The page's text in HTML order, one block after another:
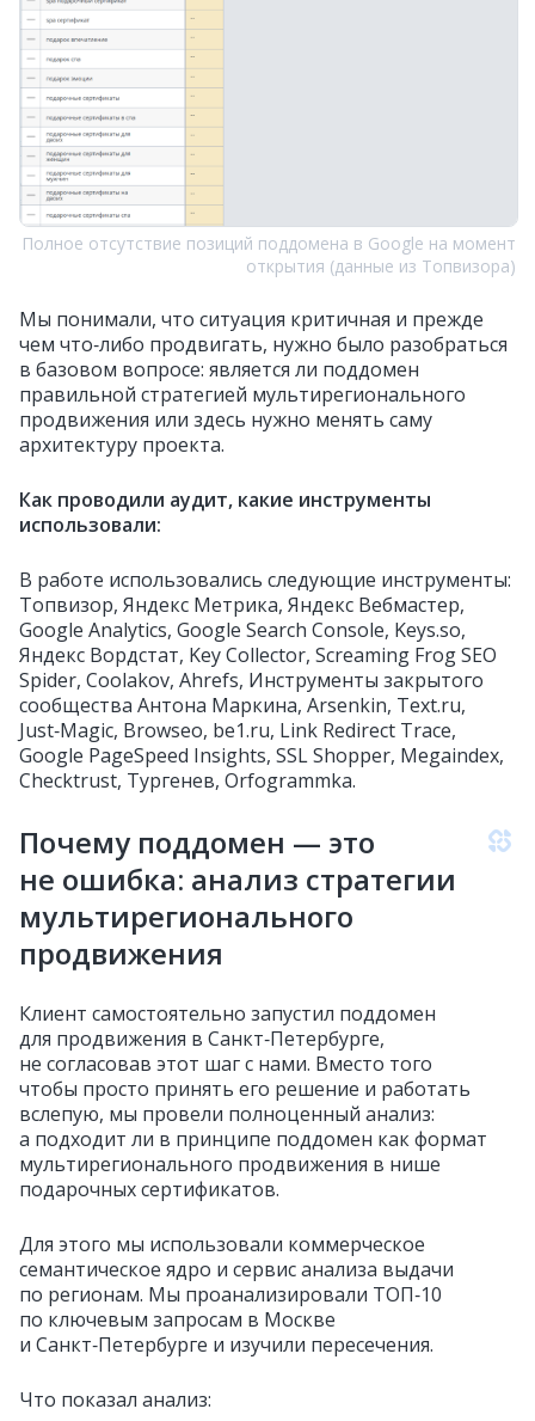
Полное отсутствие позиций поддомена в Google на момент
открытия (данные из Топвизора)
Мы понимали, что ситуация критичная и прежде
чем что‑либо продвигать, нужно было разобраться
в базовом вопросе: является ли поддомен
правильной стратегией мультирегионального
продвижения или здесь нужно менять саму
архитектуру проекта.
Как проводили аудит, какие инструменты
использовали:
В работе использовались следующие инструменты:
Топвизор, Яндекс Метрика, Яндекс Вебмастер,
Google Analytics, Google Search Console, Keys.so,
Яндекс Вордстат, Key Collector, Screaming Frog SEO
Spider, Coolakov, Ahrefs, Инструменты закрытого
сообщества Антона Маркина, Arsenkin, Text.ru,
Just‑Magic, Browseo, be1.ru, Link Redirect Trace,
Google PageSpeed Insights, SSL Shopper, Megaindex,
Checktrust, Тургенев, Orfogrammka.
Почему поддомен — это
не ошибка: анализ стратегии
мультирегионального
продвижения
Клиент самостоятельно запустил поддомен
для продвижения в Санкт‑Петербурге,
не согласовав этот шаг с нами. Вместо того
чтобы просто принять его решение и работать
вслепую, мы провели полноценный анализ:
а подходит ли в принципе поддомен как формат
мультирегионального продвижения в нише
подарочных сертификатов.
Для этого мы использовали коммерческое
семантическое ядро и сервис анализа выдачи
по регионам. Мы проанализировали ТОП‑10
по ключевым запросам в Москве
и Санкт‑Петербурге и изучили пересечения.
Что показал анализ: